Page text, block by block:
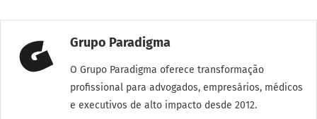
Grupo Paradigma
O Grupo Paradigma oferece transformação
profissional para advogados, empresários, médicos
e executivos de alto impacto desde 2012.